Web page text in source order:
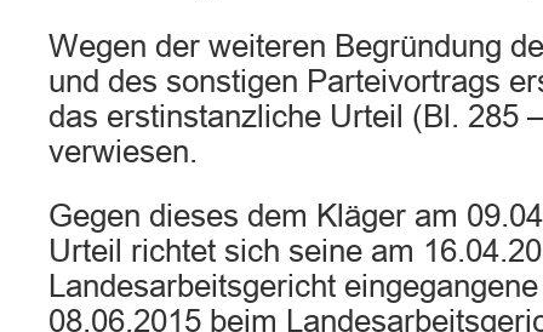
Wegen der weiteren Begründung
und des sonstigen Parteivortrags
das erstinstanzliche Urteil (Bl. 285
verwiesen.
Gegen dieses dem Kläger am
Urteil richtet sich seine am
Landesarbeitsgericht
08.06.2015 beim